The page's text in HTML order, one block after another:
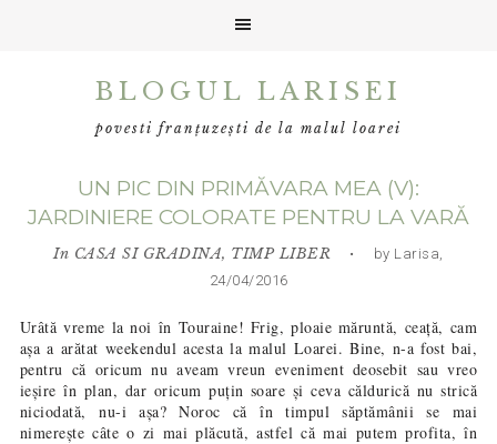
BLOGUL LARISEI
povesti franțuzești de la malul loarei
UN PIC DIN PRIMĂVARA MEA (V):
JARDINIERE COLORATE PENTRU LA VARĂ
In CASA SI GRADINA, TIMP LIBER • by Larisa,
24/04/2016
Urâtă vreme la noi în Touraine! Frig, ploaie măruntă, ceață, cam
așa a arătat weekendul acesta la malul Loarei. Bine, n-a fost bai,
pentru că oricum nu aveam vreun eveniment deosebit sau vreo
ieșire în plan, dar oricum puțin soare și ceva căldurică nu strică
niciodată, nu-i așa? Noroc că în timpul săptămânii se mai
nimerește câte o zi mai plăcută, astfel că mai putem profita, în